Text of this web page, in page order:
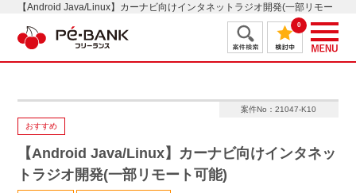
【Android Java/Linux】カーナビ向けインタネットラジオ開発(一部リモー
0
案件No：21047-K10
おすすめ
【Android Java/Linux】カーナビ向けインタネッ
トラジオ開発(一部リモート可能)